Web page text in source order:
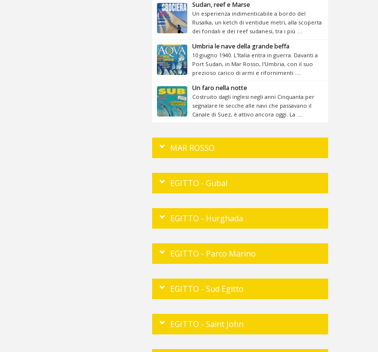
Sudan, reef e Marse
Un esperienza indimenticabile a bordo del
Rusalka, un ketch di ventidue metri, alla scoperta
dei fondali e dei reef sudanesi, tra i più ....
Umbria le nave della grande beffa
10 giugno 1940. L'Italia entra in guerra. Davanti a
Port Sudan, in Mar Rosso, l'Umbria, con il suo
prezioso carico di armi e rifornimenti ....
Un faro nella notte
Costruito dagli inglesi negli anni Cinquanta per
segnalare le secche alle navi che passavano il
Canale di Suez, è attivo ancora oggi. La ....
MAR ROSSO
EGITTO - Gubal
EGITTO - Hurghada
EGITTO - Parco Marino
EGITTO - Sud Egitto
EGITTO - Saint John